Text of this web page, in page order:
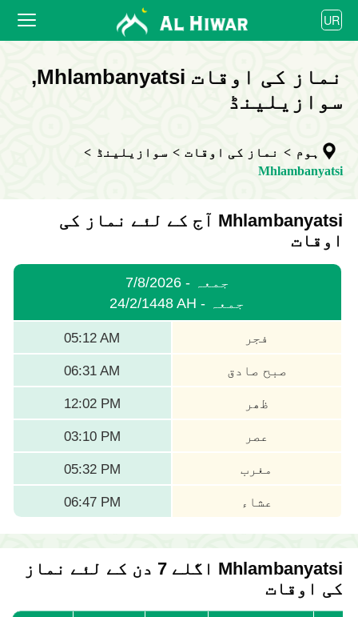
کوآپریٹ
UR
العربية
বাংলা
bahasa Indonesia
اردو
نماز کی اوقات Mhlambanyatsi,
سوازیلینڈ
ہوم > نماز کی اوقات > سوازیلینڈ >
Mhlambanyatsi
Mhlambanyatsi آج کے لئے نماز کی
اوقات
7/8/2026 - جمعہ
24/2/1448 AH - جمعہ
05:12 AM فجر
06:31 AM صبح صادق
12:02 PM ظھر
03:10 PM عصر
05:32 PM مغرب
06:47 PM عشاء
Mhlambanyatsi اگلے 7 دن کے لئے نماز
کی اوقات